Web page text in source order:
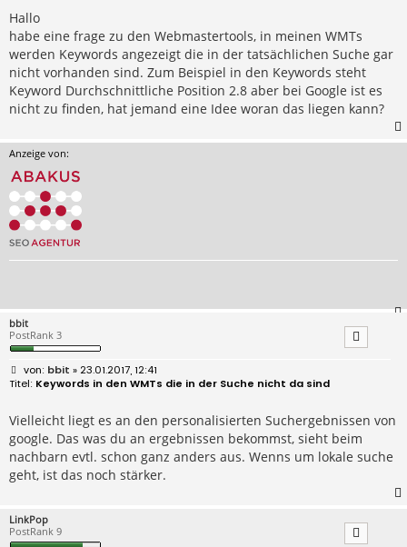
r
a
g
Hallo
habe eine frage zu den Webmastertools, in meinen WMTs
werden Keywords angezeigt die in der tatsächlichen Suche gar
nicht vorhanden sind. Zum Beispiel in den Keywords steht
Keyword Durchschnittliche Position 2.8 aber bei Google ist es
nicht zu finden, hat jemand eine Idee woran das liegen kann?
Anzeige von:
bbit
PostRank 3
B
e
r
a
g
bbit » 23.01.2017, 12:41
Keywords in den WMTs die in der Suche nicht da sind
Vielleicht liegt es an den personalisierten Suchergebnissen von
google. Das was du an ergebnissen bekommst, sieht beim
nachbarn evtl. schon ganz anders aus. Wenns um lokale suche
geht, ist das noch stärker.
LinkPop
PostRank 9